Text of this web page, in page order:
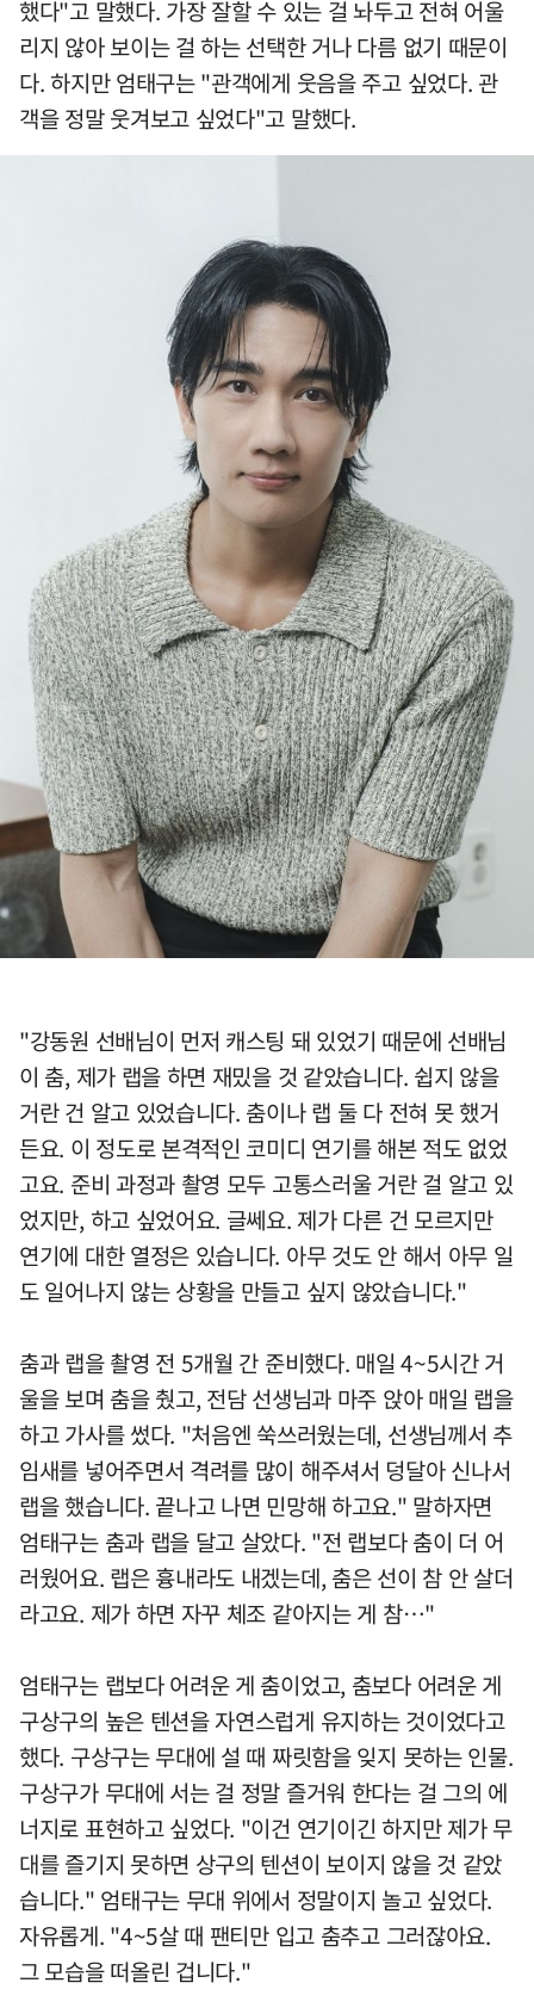
했다"고 말했다. 가장 잘할 수 있는 걸 놔두고 전혀 어울
리지 않아 보이는 걸 하는 선택한 거나 다름 없기 때문이
다. 하지만 엄태구는 "관객에게 웃음을 주고 싶었다. 관
객을 정말 웃겨보고 싶었다"고 말했다.
"강동원 선배님이 먼저 캐스팅 돼 있었기 때문에 선배님
이 춤, 제가 랩을 하면 재밌을 것 같았습니다. 쉽지 않을
거란 건 알고 있었습니다. 춤이나 랩 둘 다 전혀 못 했거
든요. 이 정도로 본격적인 코미디 연기를 해본 적도 없었
고요. 준비 과정과 촬영 모두 고통스러울 거란 걸 알고 있
었지만, 하고 싶었어요. 글쎄요. 제가 다른 건 모르지만
연기에 대한 열정은 있습니다. 아무 것도 안 해서 아무 일
도 일어나지 않는 상황을 만들고 싶지 않았습니다."
춤과 랩을 촬영 전 5개월 간 준비했다. 매일 4~5시간 거
울을 보며 춤을 췄고, 전담 선생님과 마주 앉아 매일 랩을
하고 가사를 썼다. "처음엔 쑥쓰러웠는데, 선생님께서 추
임새를 넣어주면서 격려를 많이 해주셔서 덩달아 신나서
랩을 했습니다. 끝나고 나면 민망해 하고요." 말하자면
엄태구는 춤과 랩을 달고 살았다. "전 랩보다 춤이 더 어
러웠어요. 랩은 흉내라도 내겠는데, 춤은 선이 참 안 살더
라고요. 제가 하면 자꾸 체조 같아지는 게 참…"
엄태구는 랩보다 어려운 게 춤이었고, 춤보다 어려운 게
구상구의 높은 텐션을 자연스럽게 유지하는 것이었다고
했다. 구상구는 무대에 설 때 짜릿함을 잊지 못하는 인물.
구상구가 무대에 서는 걸 정말 즐거워 한다는 걸 그의 에
너지로 표현하고 싶었다. "이건 연기이긴 하지만 제가 무
대를 즐기지 못하면 상구의 텐션이 보이지 않을 것 같았
습니다." 엄태구는 무대 위에서 정말이지 놀고 싶었다.
자유롭게. "4~5살 때 팬티만 입고 춤추고 그러잖아요.
그 모습을 떠올린 겁니다."